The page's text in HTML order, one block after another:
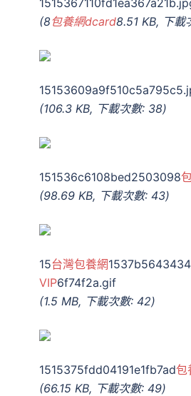
(8 包養網dcard8.51 KB, 下載
(106.3 KB, 下載次數: 38)
151536c6108bed2503098
(98.69 KB, 下載次數: 43)
15台灣包養網
VIP6f74f2a.gif
(1.5 MB, 下載次數: 42)
1515375fdd04191e1fb7ad包
(66.15 KB, 下載次數: 49)